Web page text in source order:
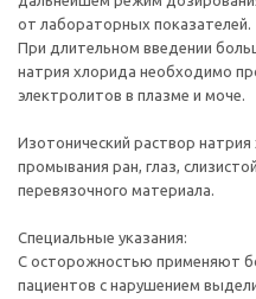
от лабораторных показателей.
При длительном введении
натрия хлорида необходимо
электролитов в плазме и моче.
Изотонический раствор
промывания ран, глаз,
перевязочного материала.
Специальные указания:
С осторожностью применяют
пациентов с нарушением